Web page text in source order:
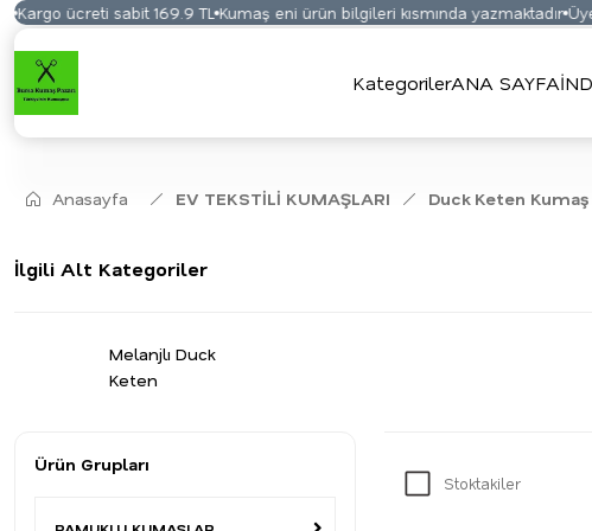
ücreti sabit 169.9 TL Kumaş eni ürün bilgileri kısmında yazmaktadır Üyelikli
KategorilerANA SAYFA
Anasayfa EV TEKSTİLİ KUMAŞLARI Duck Keten Kumaş
İlgili Alt Kategoriler
Melanjlı Duck
Keten
Ürün Grupları
Stoktakiler